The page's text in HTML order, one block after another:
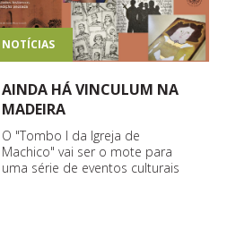
NOTÍCIAS
AINDA HÁ VINCULUM NA
MADEIRA
O "Tombo I da Igreja de
Machico" vai ser o mote para
uma série de eventos culturais